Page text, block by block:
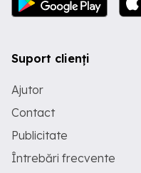
Suport clienți
Ajutor
Contact
Publicitate
Întrebări frecvente